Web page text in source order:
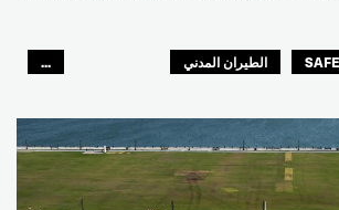
الطيران المدني
...